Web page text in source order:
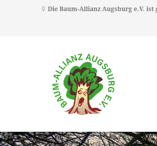
Die Baum-Allianz Augsburg e.V.